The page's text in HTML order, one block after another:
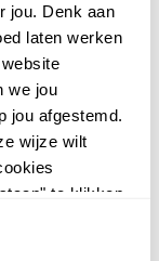
jou. Denk aan
laten werken
we jou
jou afgestemd.
wijze wilt
te klikken.